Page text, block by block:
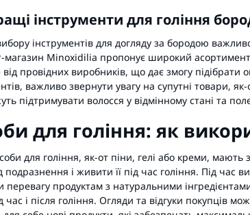
інструменти для гоління
інструментів для догляду за бородою
магазин Minoxidilia пропонує широкий асортимент
провідних виробників, що дає змогу
важливо звернути увагу на супутні товари,
підтримувати волосся у відмінному стані та
для гоління: як
для гоління, як-от піни, гелі або креми, мають
подразнення і живити її під час гоління. Під час
перевагу продуктам з натуральними
час і після гоління. Огляди та відгуки покупців